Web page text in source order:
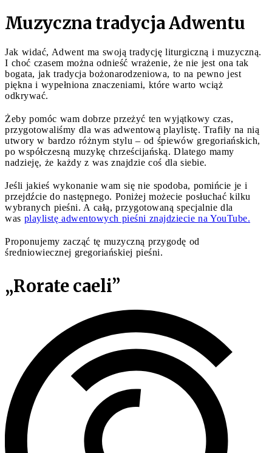
Muzyczna tradycja Adwentu
Jak widać, Adwent ma swoją tradycję liturgiczną i muzyczną.
I choć czasem można odnieść wrażenie, że nie jest ona tak
bogata, jak tradycja bożonarodzeniowa, to na pewno jest
piękna i wypełniona znaczeniami, które warto wciąż
odkrywać.
Żeby pomóc wam dobrze przeżyć ten wyjątkowy czas,
przygotowaliśmy dla was adwentową playlistę. Trafiły na nią
utwory w bardzo różnym stylu – od śpiewów gregoriańskich,
po współczesną muzykę chrześcijańską. Dlatego mamy
nadzieję, że każdy z was znajdzie coś dla siebie.
Jeśli jakieś wykonanie wam się nie spodoba, pomińcie je i
przejdźcie do następnego. Poniżej możecie posłuchać kilku
wybranych pieśni. A całą, przygotowaną specjalnie dla
was playlistę adwentowych pieśni znajdziecie na YouTube.
Proponujemy zacząć tę muzyczną przygodę od
średniowiecznej gregoriańskiej pieśni.
„Rorate caeli”